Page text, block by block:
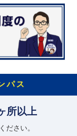
パス
所以上
ださい。